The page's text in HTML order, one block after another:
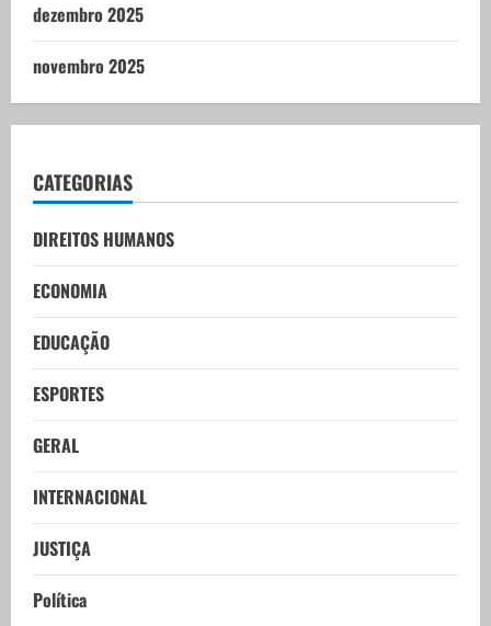
dezembro 2025
novembro 2025
CATEGORIAS
DIREITOS HUMANOS
ECONOMIA
EDUCAÇÃO
ESPORTES
GERAL
INTERNACIONAL
JUSTIÇA
Política